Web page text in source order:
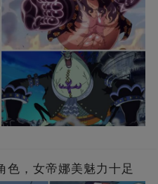
色，女帝娜美魅力十足